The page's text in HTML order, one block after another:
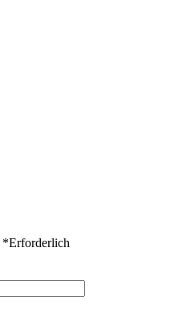
*Erforderlich